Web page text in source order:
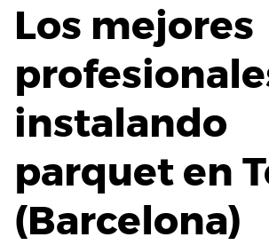
Los mejores
instalando
parquet en
(Barcelona)